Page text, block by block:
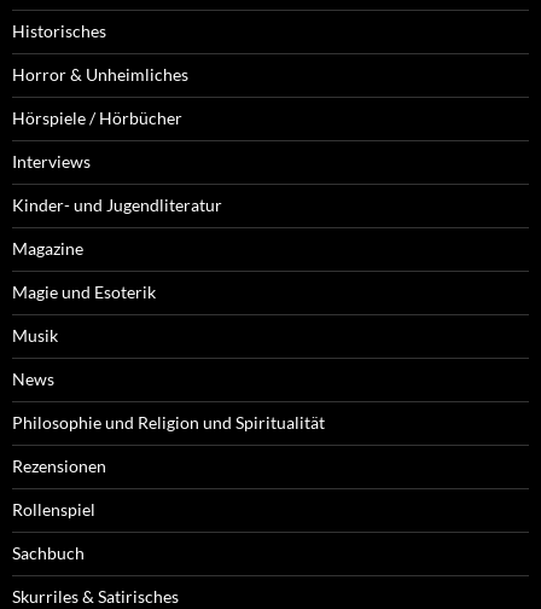
Historisches
Horror & Unheimliches
Hörspiele / Hörbücher
Interviews
Kinder- und Jugendliteratur
Magazine
Magie und Esoterik
Musik
News
Philosophie und Religion und Spiritualität
Rezensionen
Rollenspiel
Sachbuch
Skurriles & Satirisches